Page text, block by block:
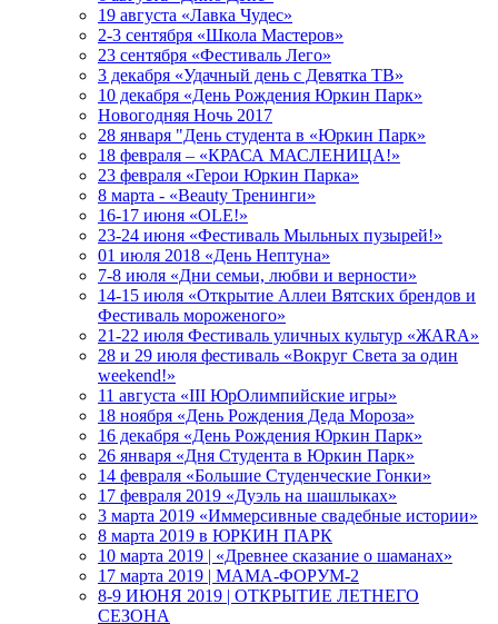
19 августа «Лавка Чудес»
2-3 сентября «Школа Мастеров»
23 сентября «Фестиваль Лего»
3 декабря «Удачный день с Девятка ТВ»
10 декабря «День Рождения Юркин Парк»
Новогодняя Ночь 2017
28 января "День студента в «Юркин Парк»
18 февраля – «КРАСА МАСЛЕНИЦА!»
23 февраля «Герои Юркин Парка»
8 марта - «Beauty Тренинги»
16-17 июня «OLE!»
23-24 июня «Фестиваль Мыльных пузырей!»
01 июля 2018 «День Нептуна»
7-8 июля «Дни семьи, любви и верности»
14-15 июля «Открытие Аллеи Вятских брендов и
Фестиваль мороженого»
21-22 июля Фестиваль уличных культур «ЖАRА»
28 и 29 июля фестиваль «Вокруг Света за один
weekend!»
11 августа «III ЮрОлимпийские игры»
18 ноября «День Рождения Деда Мороза»
16 декабря «День Рождения Юркин Парк»
26 января «Дня Студента в Юркин Парк»
14 февраля «Большие Студенческие Гонки»
17 февраля 2019 «Дуэль на шашлыках»
3 марта 2019 «Иммерсивные свадебные истории»
8 марта 2019 в ЮРКИН ПАРК
10 марта 2019 | «Древнее сказание о шаманах»
17 марта 2019 | МАМА-ФОРУМ-2
8-9 ИЮНЯ 2019 | ОТКРЫТИЕ ЛЕТНЕГО
СЕЗОНА